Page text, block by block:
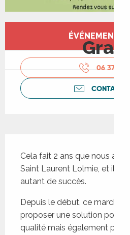
Ouverture etÉVÉNEMENT
06 37 06
Cela fait 2 ans que nous
Saint Laurent Lolmie, et il
autant de succès.
Depuis le début, ce marché
proposer une solution pour
qualité mais également pour